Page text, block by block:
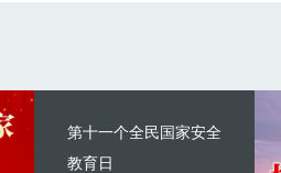
第十一个全民国家安全
教育日